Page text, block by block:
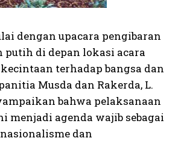
dengan upacara pengibaran
putih di depan lokasi acara
terhadap bangsa dan
Musda dan Rakerda, L.
bahwa pelaksanaan
menjadi agenda wajib sebagai
dan